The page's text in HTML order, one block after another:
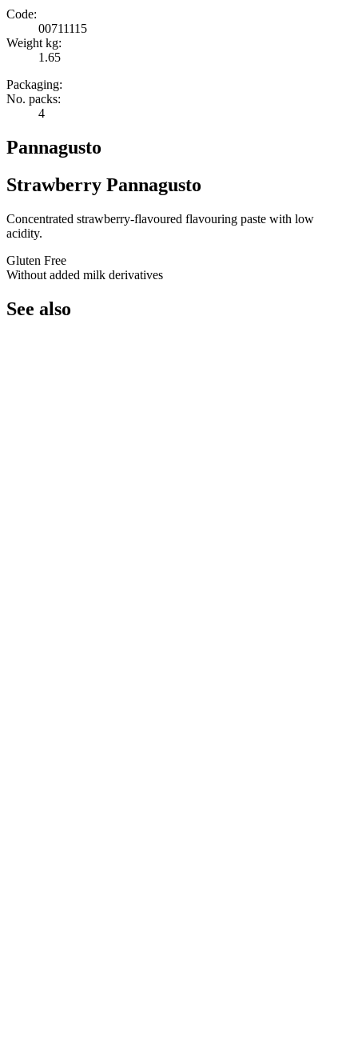
Code:
00711115
Weight kg:
1.65
Packaging:
No. packs:
4
Pannagusto
Strawberry Pannagusto
Concentrated strawberry-flavoured flavouring paste with low
acidity.
Gluten Free
Without added milk derivatives
See also